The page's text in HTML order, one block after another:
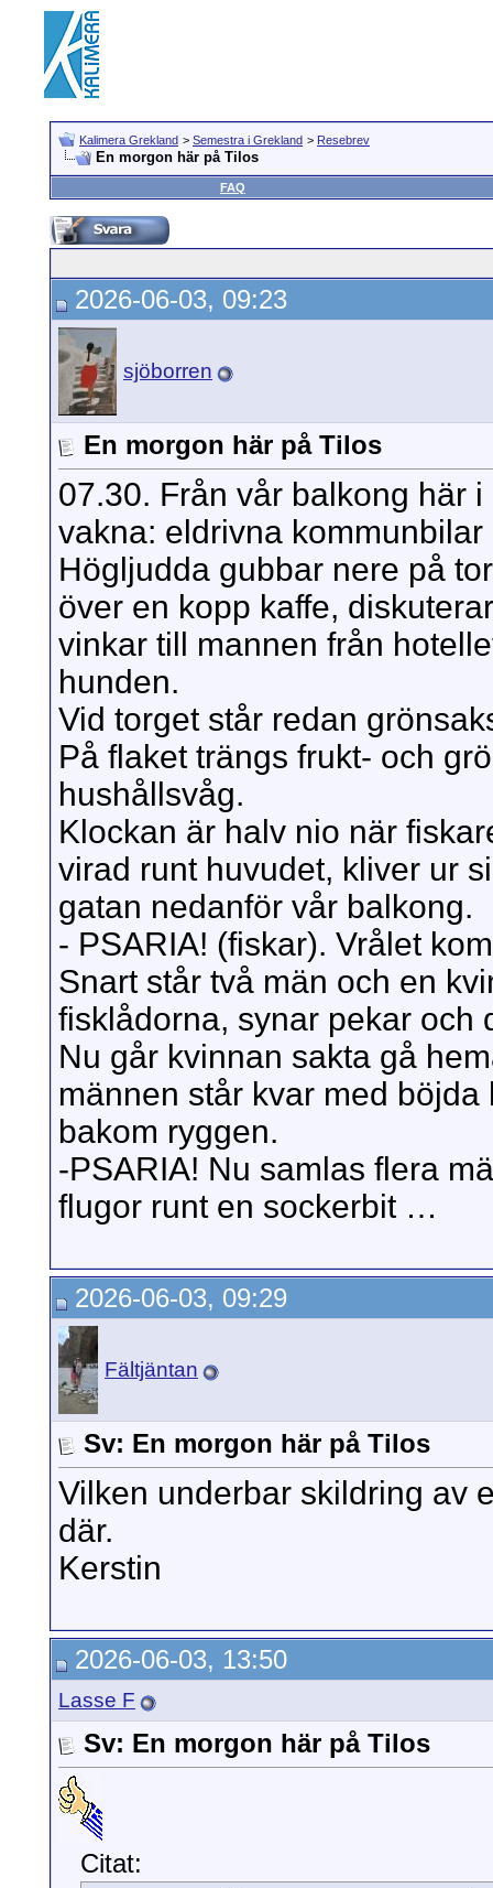
Kalimera Grekland > Semestra i Grekland > Resebrev
En morgon här på Tilos
FAQ
2026-06-03, 09:23
sjöborren
En morgon här på Tilos
07.30. Från vår balkong här
vakna: eldrivna
Högljudda gubbar nere på
över en kopp kaffe,
vinkar till mannen från
hunden.
Vid torget står redan
På flaket trängs frukt- och
hushållsvåg.
Klockan är halv nio när
virad runt huvudet, kliver ur
gatan nedanför vår balkong.
- PSARIA! (fiskar). Vrålet
Snart står två män och en
fisklådorna, synar pekar och
Nu går kvinnan sakta gå
männen står kvar med
bakom ryggen.
-PSARIA! Nu samlas flera
flugor runt en sockerbit …
2026-06-03, 09:29
Fältjäntan
Sv: En morgon här på Tilos
Vilken underbar skildring av
där.
Kerstin
2026-06-03, 13:50
Lasse F
Sv: En morgon här på Tilos
Citat: